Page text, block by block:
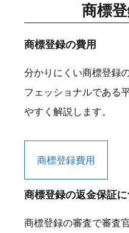
商標
商標登録の費用
分かりにくい商標登録
フェッショナルである
やすく解説します。
商標登録費用
商標登録の返金保証
商標登録の審査で審査